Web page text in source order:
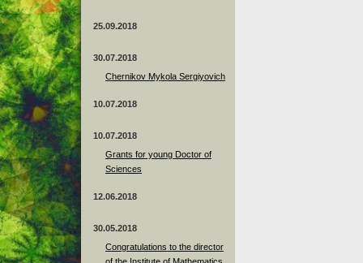
25.09.2018
30.07.2018
Chernikov Mykola Sergiyovich
10.07.2018
10.07.2018
Grants for young Doctor of
Sciences
12.06.2018
30.05.2018
Congratulations to the director